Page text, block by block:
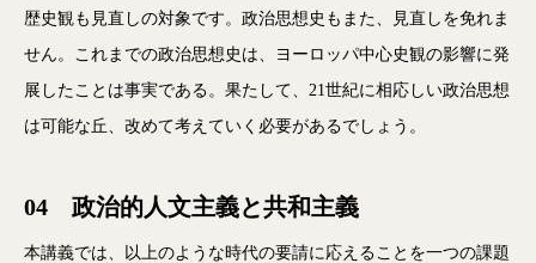
歴史観も見直しの対象です。政治思想史もまた、見直しを免れま
せん。これまでの政治思想史は、ヨーロッパ中心史観の影響に発
展したことは事実である。果たして、21世紀に相応しい政治思想
は可能な丘、改めて考えていく必要があるでしょう。
04 政治的人文主義と共和主義
本講義では、以上のような時代の要請に応えることを一つの課題